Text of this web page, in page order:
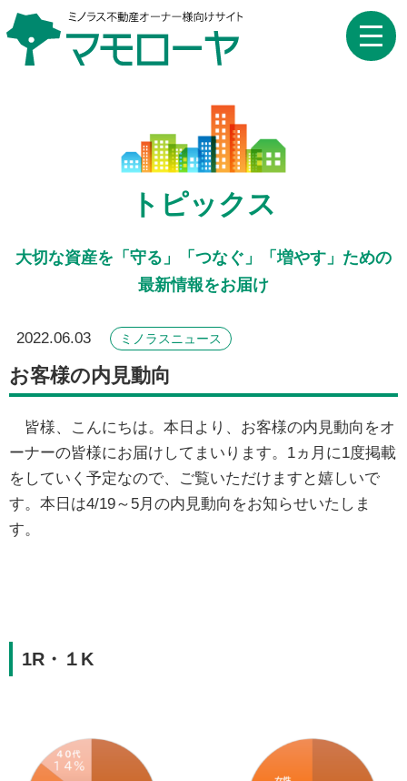
toggle
トピックス
大切な資産を「守る」「つなぐ」「増やす」ための
最新情報をお届け
2022.06.03 ミノラスニュース
お客様の内見動向
皆様、こんにちは。本日より、お客様の内見動向をオ
ーナーの皆様にお届けしてまいります。1ヵ月に1度掲載
をしていく予定なので、ご覧いただけますと嬉しいで
す。本日は4/19～5月の内見動向をお知らせいたしま
す。
1R・１K